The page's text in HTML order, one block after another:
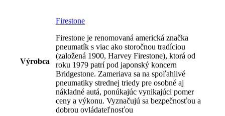
Výrobca
Firestone
Firestone je renomovaná americká značka
pneumatík s viac ako storočnou tradíciou
(založená 1900, Harvey Firestone), ktorá od
roku 1979 patrí pod japonský koncern
Bridgestone. Zameriava sa na spoľahlivé
pneumatiky strednej triedy pre osobné aj
nákladné autá, ponúkajúc vynikajúci pomer
ceny a výkonu. Vyznačujú sa bezpečnosťou a
dobrou ovládateľnosťou